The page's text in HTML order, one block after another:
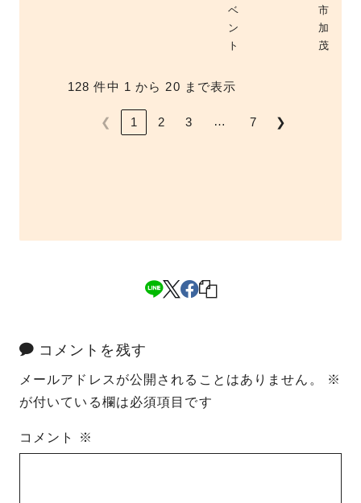
ベ
ン
ト
市
加
茂
128 件中 1 から 20 まで表示
❮ 1 2 3 … 7 ❯
コメントを残す
メールアドレスが公開されることはありません。
※
が付いている欄は必須項目です
コメント ※